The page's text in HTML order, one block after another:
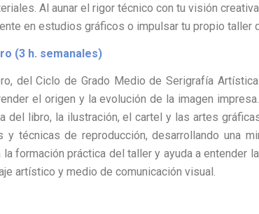
Al aunar el rigor técnico con tu visión
en estudios gráficos o impulsar tu propio taller
(3 h. semanales)
del Ciclo de Grado Medio de Serigrafía
el origen y la evolución de la imagen
libro, la ilustración, el cartel y las artes
técnicas de reproducción, desarrollando una
formación práctica del taller y ayuda a entender
artístico y medio de comunicación visual.